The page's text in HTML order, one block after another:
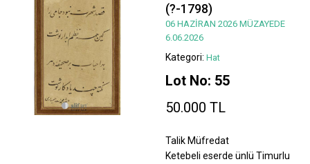
(?-1798)
06 HAZİRAN 2026 MÜZAYEDE
6.06.2026
Kategori: Hat
Lot No: 55
50.000 TL
Talik Müfredat
Ketebeli eserde ünlü Timurlu